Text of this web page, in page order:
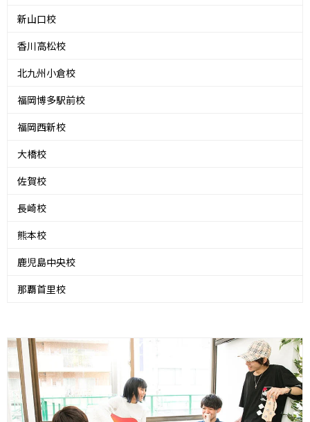
新山口校
香川高松校
北九州小倉校
福岡博多駅前校
福岡西新校
大橋校
佐賀校
長崎校
熊本校
鹿児島中央校
那覇首里校